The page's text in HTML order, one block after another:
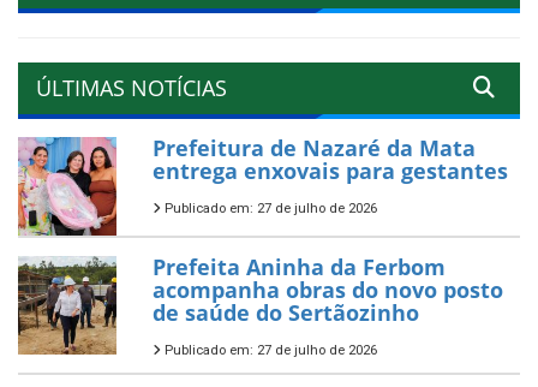
ÚLTIMAS NOTÍCIAS
Prefeitura de Nazaré da Mata
entrega enxovais para gestantes
Publicado em: 27 de julho de 2026
Prefeita Aninha da Ferbom
acompanha obras do novo posto
de saúde do Sertãozinho
Publicado em: 27 de julho de 2026